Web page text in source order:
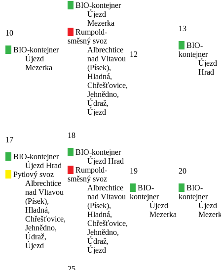
10
BIO-kontejner
Újezd
Mezerka
BIO-kontejner
Újezd
Mezerka
Rumpold-
směsný svoz
Albrechtice
nad Vltavou
(Písek),
Hladná,
Chřešťovice,
Jehnědno,
Údraž,
Újezd
12
13
BIO-
kontejner
Újezd
Hrad
17
BIO-kontejner
Újezd Hrad
Pytlový svoz
Albrechtice
nad Vltavou
(Písek),
Hladná,
Chřešťovice,
Jehnědno,
Údraž,
Újezd
18
BIO-kontejner
Újezd Hrad
Rumpold-
směsný svoz
Albrechtice
nad Vltavou
(Písek),
Hladná,
Chřešťovice,
Jehnědno,
Údraž,
Újezd
19
BIO-
kontejner
Újezd
Mezerka
20
BIO-
kontejner
Újezd